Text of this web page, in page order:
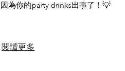
因為你的party drinks出事了！💡
閱讀更多